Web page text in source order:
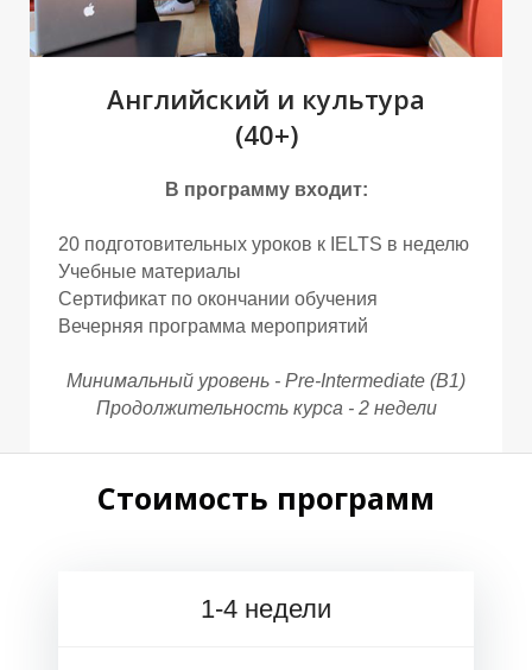
А
Английский и культура
(40+)
В программу входит:
20 подготовительных уроков к IELTS в неделю
Учебные материалы
Сертификат по окончании обучения
Вечерняя программа мероприятий
Минимальный уровень - Pre-Intermediate (B1)
Продолжительность курса - 2 недели
Стоимость программ
1-4 недели
А